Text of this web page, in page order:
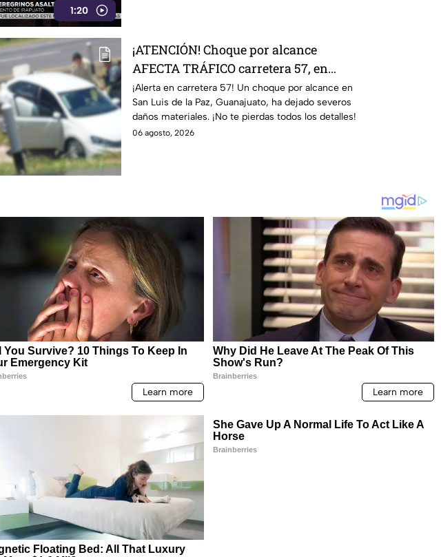
1:20
¡ATENCIÓN! Choque por alcance
AFECTA TRÁFICO carretera 57, en
Guanajuato; auto sale PROY3CTADO
fuera de la pista
¡Alerta en carretera 57! Un choque por alcance en
San Luis de la Paz, Guanajuato, ha dejado severos
daños materiales. ¡No te pierdas todos los detalles!
06 agosto, 2026